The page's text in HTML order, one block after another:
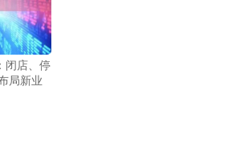
闭店、停
局新业